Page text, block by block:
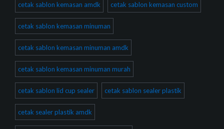
cetak sablon kemasan amdk cetak sablon kemasan custom
cetak sablon kemasan minuman
cetak sablon kemasan minuman amdk
cetak sablon kemasan minuman murah
cetak sablon lid cup sealer cetak sablon sealer plastik
cetak sealer plastik amdk